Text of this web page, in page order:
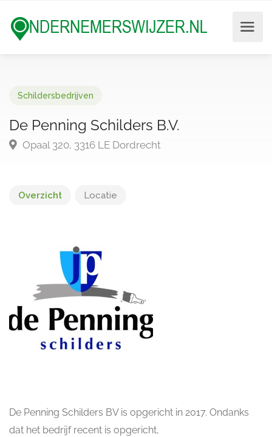
Schildersbedrijven
De Penning Schilders B.V.
Opaal 320, 3316 LE Dordrecht
Overzicht Locatie
De Penning Schilders BV is opgericht in 2017. Ondanks
dat het bedrijf recent is opgericht,